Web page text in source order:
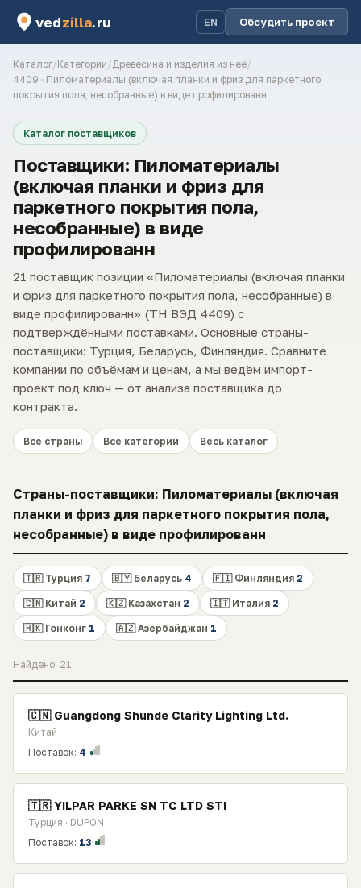
vedzilla.ru EN Обсудить проект
Каталог/Категории/Древесина и изделия из неё/
4409 · Пиломатериалы (включая планки и фриз для паркетного
покрытия пола, несобранные) в виде профилированн
Каталог поставщиков
Поставщики: Пиломатериалы
(включая планки и фриз для
паркетного покрытия пола,
несобранные) в виде
профилированн
21 поставщик позиции «Пиломатериалы (включая планки
и фриз для паркетного покрытия пола, несобранные) в
виде профилированн» (ТН ВЭД 4409) с
подтверждёнными поставками. Основные страны-
поставщики: Турция, Беларусь, Финляндия. Сравните
компании по объёмам и ценам, а мы ведём импорт-
проект под ключ — от анализа поставщика до
контракта.
Все страны Все категории Весь каталог
Страны-поставщики: Пиломатериалы (включая
планки и фриз для паркетного покрытия пола,
несобранные) в виде профилированн
🇹🇷 Турция 7 🇧🇾 Беларусь 4 🇫🇮 Финляндия 2
🇨🇳 Китай 2 🇰🇿 Казахстан 2 🇮🇹 Италия 2
🇭🇰 Гонконг 1 🇦🇿 Азербайджан 1
Найдено: 21
🇨🇳 Guangdong Shunde Clarity Lighting Ltd.
Китай
Поставок: 4
🇹🇷 YILPAR PARKE SN TC LTD STI
Турция · DUPON
Поставок: 13